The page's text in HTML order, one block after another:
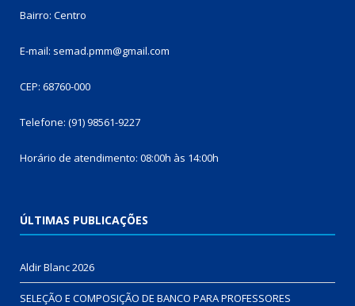
Bairro: Centro
E-mail: semad.pmm@gmail.com
CEP: 68760-000
Telefone: (91) 98561-9227
Horário de atendimento: 08:00h às 14:00h
ÚLTIMAS PUBLICAÇÕES
Aldir Blanc 2026
SELEÇÃO E COMPOSIÇÃO DE BANCO PARA PROFESSORES